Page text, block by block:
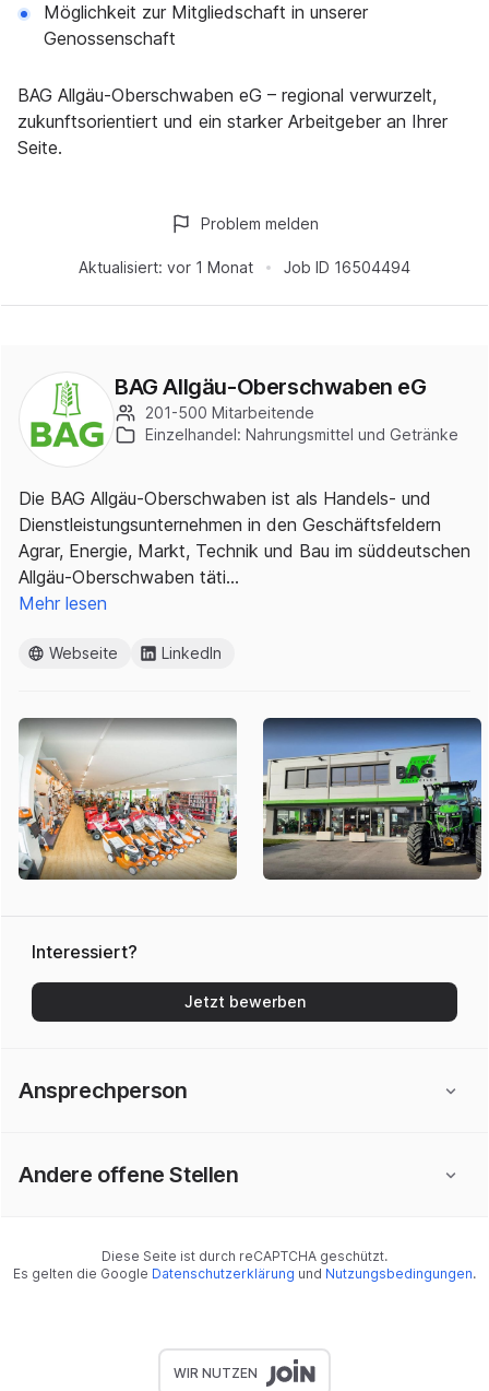
Möglichkeit zur Mitgliedschaft in unserer
Genossenschaft
BAG Allgäu-Oberschwaben eG – regional verwurzelt,
zukunftsorientiert und ein starker Arbeitgeber an Ihrer
Seite.
Aktualisiert: vor 1 Monat Job ID 16504494
Problem melden
BAG Allgäu-Oberschwaben eG
201-500 Mitarbeitende
Einzelhandel: Nahrungsmittel und Getränke
Die BAG Allgäu-Oberschwaben ist als Handels- und
Dienstleistungsunternehmen in den Geschäftsfeldern
Agrar, Energie, Markt, Technik und Bau im süddeutschen
Allgäu-Oberschwaben täti…
Mehr lesen
Webseite LinkedIn
Interessiert?
Jetzt bewerben
Ansprechperson
Andere offene Stellen
Diese Seite ist durch reCAPTCHA geschützt.
Es gelten die Google Datenschutzerklärung und Nutzungsbedingungen.
WIR NUTZEN